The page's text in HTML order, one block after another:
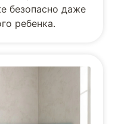
безопасно даже
ребенка.